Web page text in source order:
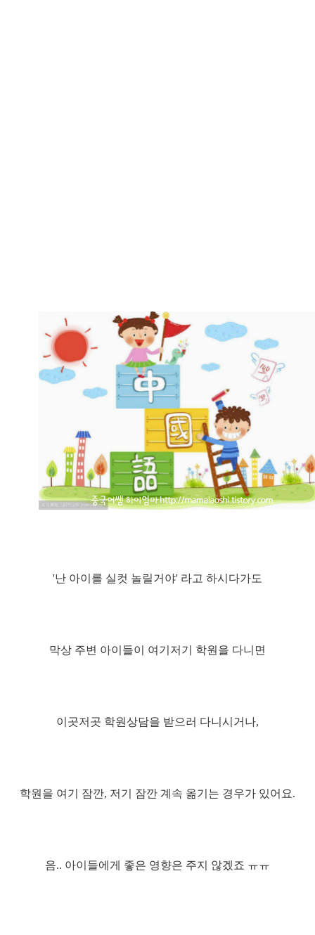
'난 아이를 실컷 놀릴거야' 라고 하시다가도
막상 주변 아이들이 여기저기 학원을 다니면
이곳저곳 학원상담을 받으러 다니시거나,
학원을 여기 잠깐, 저기 잠깐 계속 옮기는 경우가 있어요.
음.. 아이들에게 좋은 영향은 주지 않겠죠 ㅠㅠ